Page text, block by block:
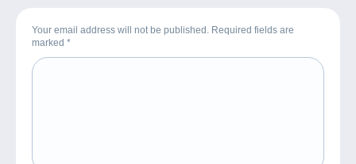
Your email address will not be published. Required fields are
marked *